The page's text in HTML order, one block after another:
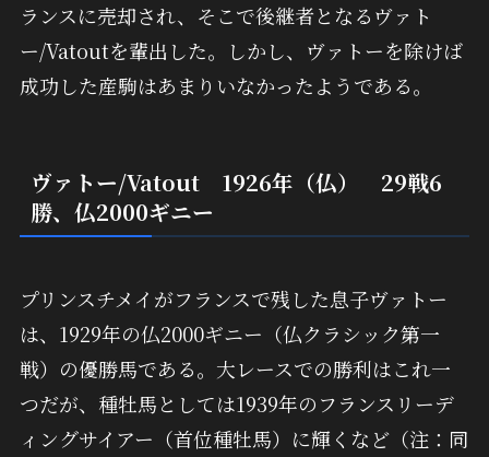
ランスに売却され、そこで後継者となるヴァト
ー/Vatoutを輩出した。しかし、ヴァトーを除けば
成功した産駒はあまりいなかったようである。
ヴァトー/Vatout 1926年（仏） 29戦6
勝、仏2000ギニー
プリンスチメイがフランスで残した息子ヴァトー
は、1929年の仏2000ギニー（仏クラシック第一
戦）の優勝馬である。大レースでの勝利はこれ一
つだが、種牡馬としては1939年のフランスリーデ
ィングサイアー（首位種牡馬）に輝くなど（注：同